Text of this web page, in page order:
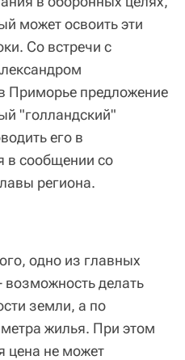
может освоить эти
Со встречи с
Приморье предложение
"голландский"
его в
в сообщении со
региона.
одно из главных
возможность делать
земли, а по
жилья. При этом
цена не может